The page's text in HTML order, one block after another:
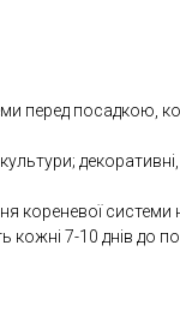
перед посадкою,
кореневої системи
кожні 7-10 днів до